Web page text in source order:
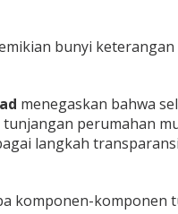
bunyi
menegaskan bahwa
perumahan
langkah
komponen-komponen